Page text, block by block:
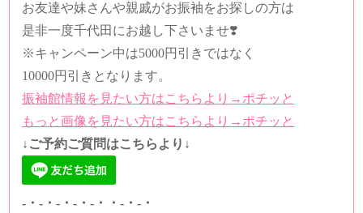
お友達や妹さんや親戚がお振袖をお探しの方は
是非一度千代田にお越し下さいませ❣️
※キャンペーン中は5000円引きではなく
10000円引きとなります。
振袖館情報を見たい方はこちらより→ポチッと
もっと画像を見たい方はこちらより→ポチッと
↓ご予約ご質問はこちらより↓
-・-・-・-・-・・-・-・